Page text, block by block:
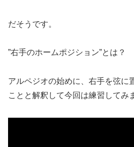
だそうです。
”右手のホームポジション”とは？
アルペジオの始めに、右手を弦に
ことと解釈して今回は練習してみ